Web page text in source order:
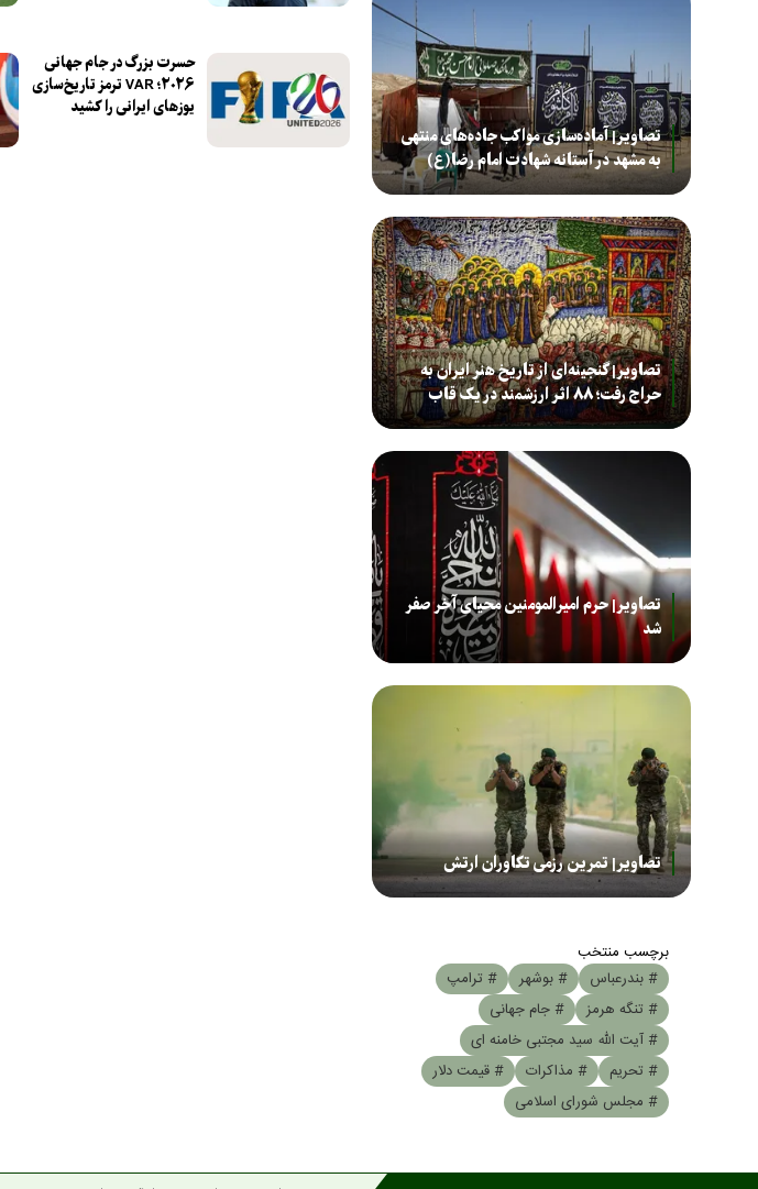
حسرت بزرگ در جام جهانی
۲۰۲۶؛ VAR ترمز تاریخ‌سازی
یوزهای ایرانی را کشید
تصاویر| آماده‌سازی مواکب جاده‌های منتهی
به مشهد در آستانه شهادت امام رضا(ع)
تصاویر| گنجینه‌ای از تاریخ هنر ایران به
حراج رفت؛ ۸۸ اثر ارزشمند در یک قاب
تصاویر| حرم امیرالمومنین محیای آخر صفر
شد
تصاویر| تمرین رزمی تکاوران ارتش
برچسب منتخب
# بندرعباس
# بوشهر
# ترامپ
# تنگه هرمز
# جام جهانی
# آیت الله سید مجتبی خامنه ای
# تحریم
# مذاکرات
# قیمت دلار
# مجلس شورای اسلامی